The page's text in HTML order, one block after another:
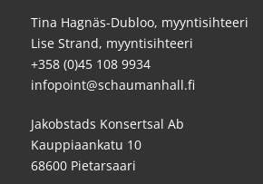
Tina Hagnäs-Dubloo, myyntisihteeri
Lise Strand, myyntisihteeri
+358 (0)45 108 9934
infopoint@schaumanhall.fi
Jakobstads Konsertsal Ab
Kauppiaankatu 10
68600 Pietarsaari